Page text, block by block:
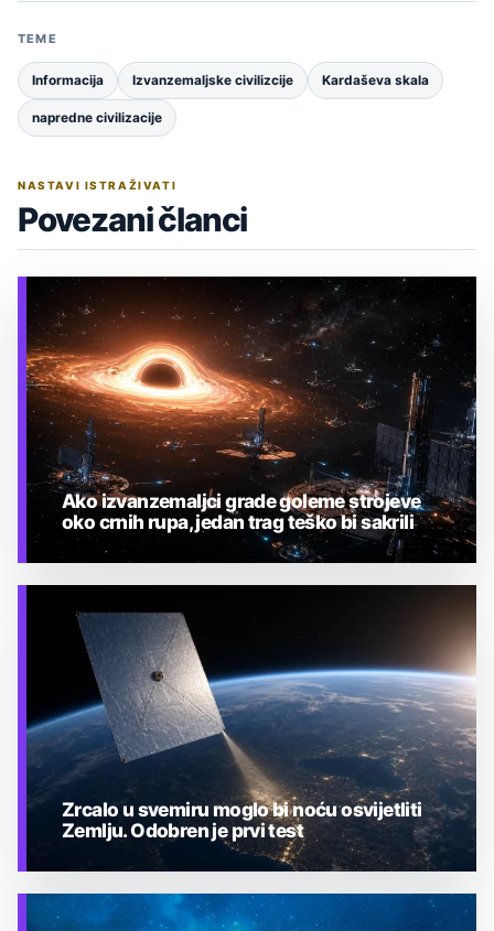
TEME
Informacija Izvanzemaljske civilizcije Kardaševa skala
napredne civilizacije
NASTAVI ISTRAŽIVATI
Povezani članci
TEHNOLOGIJA
Ako izvanzemaljci grade goleme strojeve
oko crnih rupa, jedan trag teško bi sakrili
TEHNOLOGIJA
Zrcalo u svemiru moglo bi noću osvijetliti
Zemlju. Odobren je prvi test